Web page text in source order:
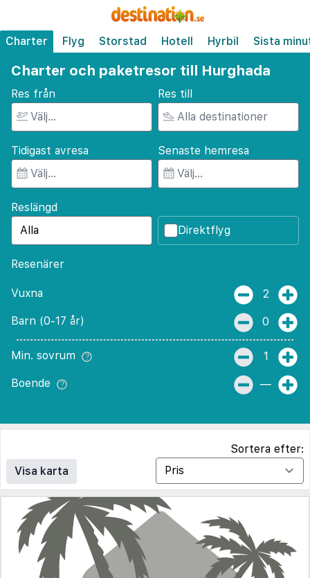
Charter Flyg Storstad Hotell Hyrbil Sista
Charter och paketresor till Hurghada
Res från Res till
Tidigast avresa Senaste hemresa
Reslängd
Direktflyg
Resenärer
Vuxna 2
Barn (0-17 år) 0
Min. sovrum 1
Boende —
Visa karta
Sortera efter: